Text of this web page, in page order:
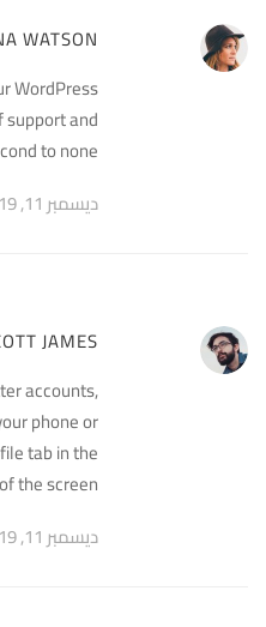
WATSON
WordPress
and
to none.
ديسمبر 11, 2019 في 8:50 ص
JAMES
accounts,
phone or
tab in the
the screen.
ديسمبر 11, 2019 في 8:50 ص